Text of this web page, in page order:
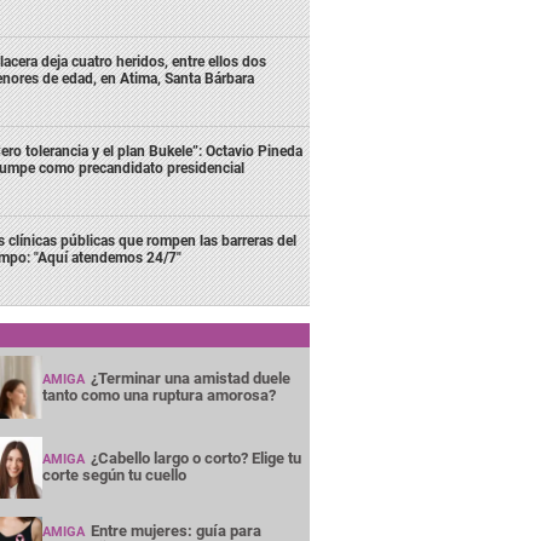
deja cuatro heridos, entre ellos dos
de edad, en Atima, Santa Bárbara
tolerancia y el plan Bukele”: Octavio Pineda
como precandidato presidencial
clínicas públicas que rompen las barreras del
"Aquí atendemos 24/7"
AMIGA ¿Terminar una amistad duele
tanto como una ruptura amorosa?
AMIGA ¿Cabello largo o corto? Elige tu
corte según tu cuello
AMIGA Entre mujeres: guía para